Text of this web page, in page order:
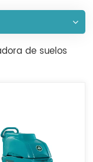
de suelos